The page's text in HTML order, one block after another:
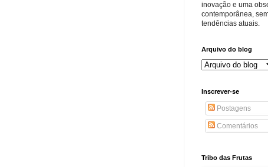
inovação e uma
contemporânea,
tendências atuais.
Arquivo do blog
Inscrever-se
Postagens
Comentários
Tribo das Frutas